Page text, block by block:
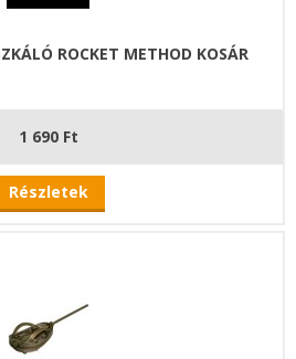
ROCKET METHOD KOSÁR
1 690 Ft
Részletek